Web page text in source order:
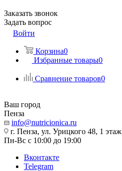
Заказать звонок
Задать вопрос
Войти
Корзина0
Избранные товары0
Сравнение товаров0
Ваш город
Пенза
info@nutricionica.ru
г. Пенза, ул. Урицкого 48, 1 этаж
Пн-Вс с 10:00 до 19:00
Вконтакте
Telegram